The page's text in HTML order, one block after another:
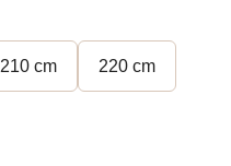
210 cm 220 cm